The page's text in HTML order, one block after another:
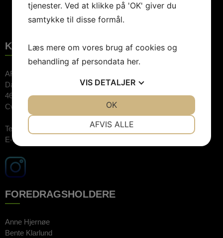
KONTAKTINFORMATION
ARTE Booking ApS
Dalvej 11
4690 Haslev
Cvr.nr: 26744520
Telefon:
3848 1400 (09.00-15.00)
E-mail:
FOREDRAGSHOLDERE
Anne Hjernøe
Bente Klarlund
tjenester. Ved at klikke på 'OK' giver du
samtykke til disse formål.
Læs mere om vores brug af cookies og
behandling af persondata her.
VIS DETALJER
AFVIS ALLE
OK